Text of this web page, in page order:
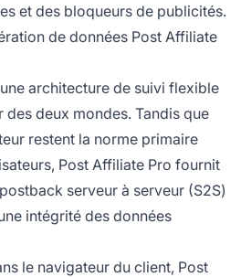
et des bloqueurs de publicités.
de données Post Affiliate
architecture de suivi flexible
deux mondes. Tandis que
restent la norme primaire
Post Affiliate Pro fournit
serveur à serveur (S2S)
intégrité des données
le navigateur du client, Post